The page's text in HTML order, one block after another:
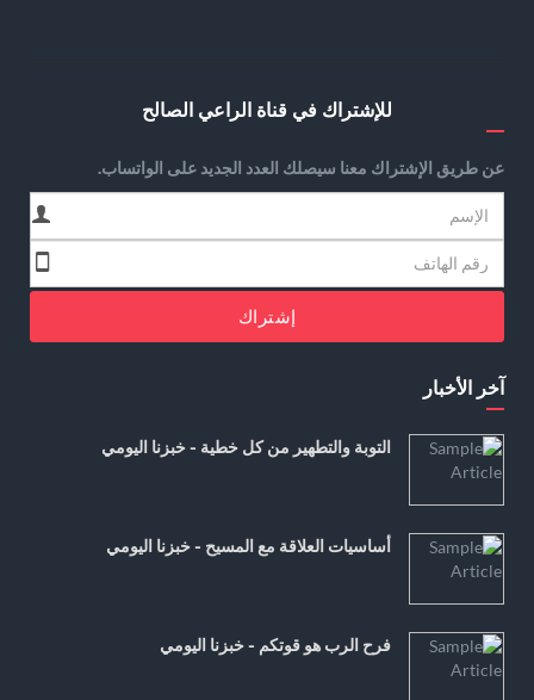
للإشتراك في قناة الراعي الصالح
عن طريق الإشتراك معنا سيصلك العدد الجديد على الواتساب.
إشتراك
آخر الأخبار
التوبة والتطهير من كل خطية - خبزنا اليومي
أساسيات العلاقة مع المسيح - خبزنا اليومي
فرح الرب هو قوتكم - خبزنا اليومي